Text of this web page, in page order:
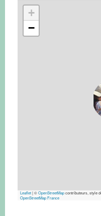
+
−
Leaflet|©OpenStreetMapcontributeurs, style
OpenStreetMap France